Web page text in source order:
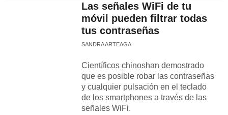
Las señales WiFi de tu
móvil pueden filtrar todas
tus contraseñas
SANDRA ARTEAGA
Científicos chinoshan demostrado
que es posible robar las contraseñas
y cualquier pulsación en el teclado
de los smartphones a través de las
señales WiFi.